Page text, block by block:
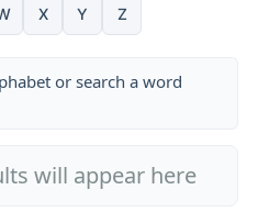
X Y Z
or search a word
will appear here